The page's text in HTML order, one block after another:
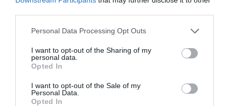
Personal Data Processing Opt Outs
I want to opt-out of the Sharing of my
personal data.
Opted In
I want to opt-out of the Sale of my
Personal Data.
Opted In